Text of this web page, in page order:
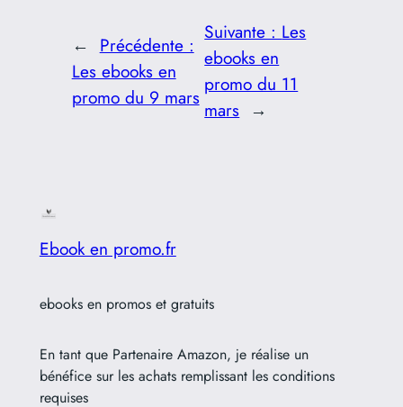
← Précédente :
Les ebooks en
promo du 9 mars
Suivante : Les
ebooks en
promo du 11
mars →
Ebook en promo.fr
ebooks en promos et gratuits
En tant que Partenaire Amazon, je réalise un
bénéfice sur les achats remplissant les conditions
requises